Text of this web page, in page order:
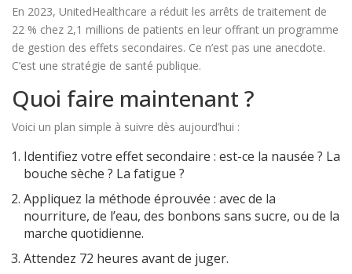
En 2023, UnitedHealthcare a réduit les arrêts de traitement de
22 % chez 2,1 millions de patients en leur offrant un programme
de gestion des effets secondaires. Ce n’est pas une anecdote.
C’est une stratégie de santé publique.
Quoi faire maintenant ?
Voici un plan simple à suivre dès aujourd’hui :
Identifiez votre effet secondaire : est-ce la nausée ? La
bouche sèche ? La fatigue ?
Appliquez la méthode éprouvée : avec de la
nourriture, de l’eau, des bonbons sans sucre, ou de la
marche quotidienne.
Attendez 72 heures avant de juger.